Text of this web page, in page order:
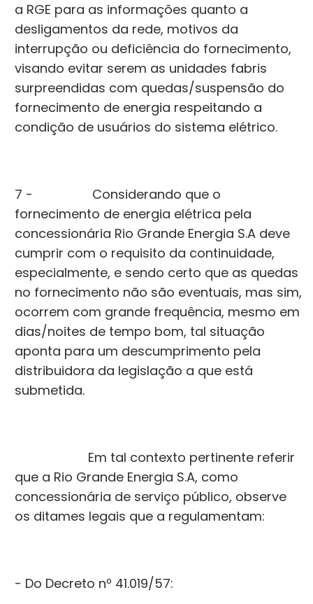
a RGE para as informações quanto a
desligamentos da rede, motivos da
interrupção ou deficiência do fornecimento,
visando evitar serem as unidades fabris
surpreendidas com quedas/suspensão do
fornecimento de energia respeitando a
condição de usuários do sistema elétrico.
7 - Considerando que o
fornecimento de energia elétrica pela
concessionária Rio Grande Energia S.A deve
cumprir com o requisito da continuidade,
especialmente, e sendo certo que as quedas
no fornecimento não são eventuais, mas sim,
ocorrem com grande frequência, mesmo em
dias/noites de tempo bom, tal situação
aponta para um descumprimento pela
distribuidora da legislação a que está
submetida.
Em tal contexto pertinente referir
que a Rio Grande Energia S.A, como
concessionária de serviço público, observe
os ditames legais que a regulamentam:
- Do Decreto nº 41.019/57: